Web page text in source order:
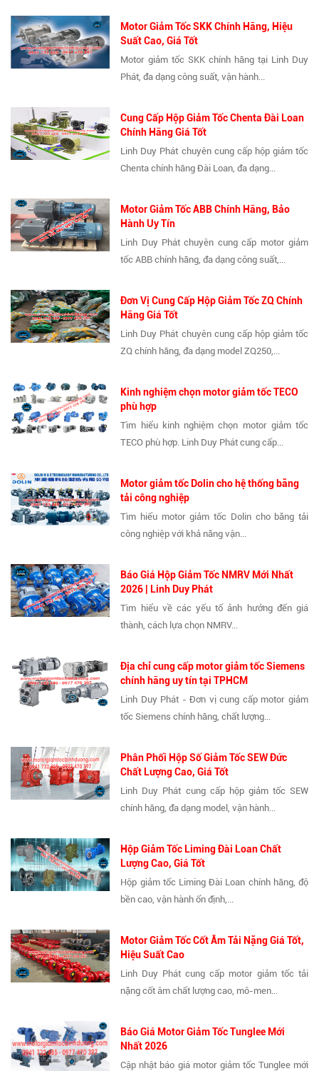
Motor Giảm Tốc SKK Chính Hãng, Hiệu
Suất Cao, Giá Tốt
Motor giảm tốc SKK chính hãng tại Linh Duy
Phát, đa dạng công suất, vận hành...
Cung Cấp Hộp Giảm Tốc Chenta Đài Loan
Chính Hãng Giá Tốt
Linh Duy Phát chuyên cung cấp hộp giảm tốc
Chenta chính hãng Đài Loan, đa dạng...
Motor Giảm Tốc ABB Chính Hãng, Bảo
Hành Uy Tín
Linh Duy Phát chuyên cung cấp motor giảm
tốc ABB chính hãng, đa dạng công suất,...
Đơn Vị Cung Cấp Hộp Giảm Tốc ZQ Chính
Hãng Giá Tốt
Linh Duy Phát chuyên cung cấp hộp giảm tốc
ZQ chính hãng, đa dạng model ZQ250,...
Kinh nghiệm chọn motor giảm tốc TECO
phù hợp
Tìm hiểu kinh nghiệm chọn motor giảm tốc
TECO phù hợp. Linh Duy Phát cung cấp...
Motor giảm tốc Dolin cho hệ thống băng
tải công nghiệp
Tìm hiểu motor giảm tốc Dolin cho băng tải
công nghiệp với khả năng vận...
Báo Giá Hộp Giảm Tốc NMRV Mới Nhất
2026 | Linh Duy Phát
Tìm hiểu về các yếu tố ảnh hưởng đến giá
thành, cách lựa chọn NMRV...
Địa chỉ cung cấp motor giảm tốc Siemens
chính hãng uy tín tại TPHCM
Linh Duy Phát - Đơn vị cung cấp motor giảm
tốc Siemens chính hãng, chất lượng...
Phân Phối Hộp Số Giảm Tốc SEW Đức
Chất Lượng Cao, Giá Tốt
Linh Duy Phát cung cấp hộp giảm tốc SEW
chính hãng, đa dạng model, vận hành...
Hộp Giảm Tốc Liming Đài Loan Chất
Lượng Cao, Giá Tốt
Hộp giảm tốc Liming Đài Loan chính hãng, độ
bền cao, vận hành ổn định,...
Motor Giảm Tốc Cốt Âm Tải Nặng Giá Tốt,
Hiệu Suất Cao
Linh Duy Phát cung cấp motor giảm tốc tải
nặng cốt âm chất lượng cao, mô-men...
Báo Giá Motor Giảm Tốc Tunglee Mới
Nhất 2026
Cập nhật báo giá motor giảm tốc Tunglee mới